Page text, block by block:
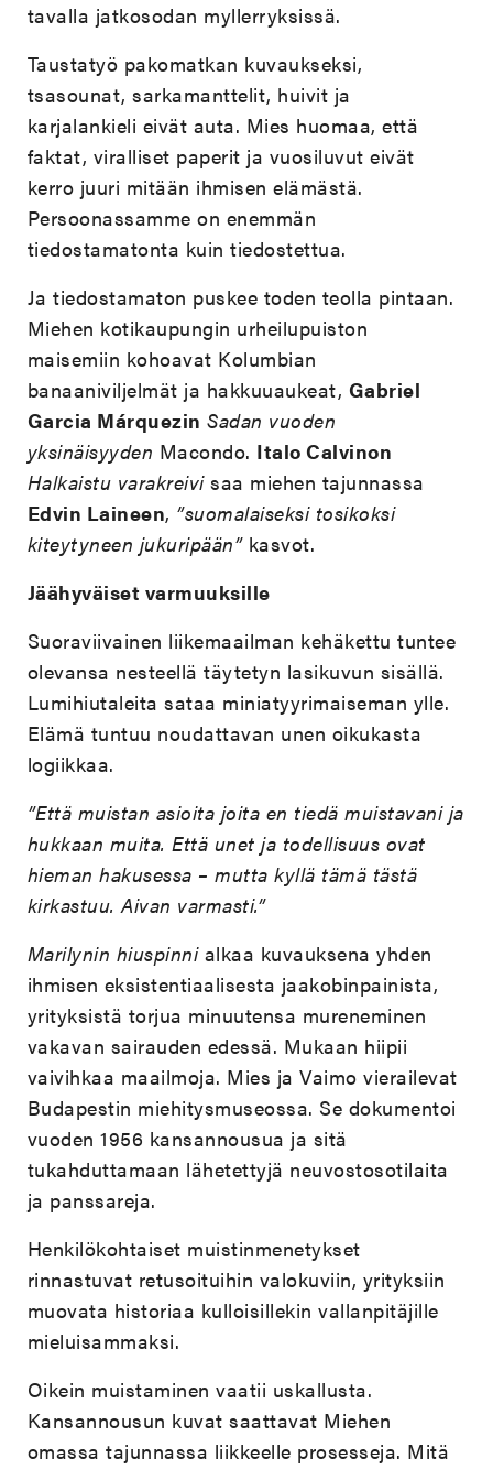
tavalla jatkosodan myllerryksissä.
Taustatyö pakomatkan kuvaukseksi,
tsasounat, sarkamanttelit, huivit ja
karjalankieli eivät auta. Mies huomaa, että
faktat, viralliset paperit ja vuosiluvut eivät
kerro juuri mitään ihmisen elämästä.
Persoonassamme on enemmän
tiedostamatonta kuin tiedostettua.
Ja tiedostamaton puskee toden teolla pintaan.
Miehen kotikaupungin urheilupuiston
maisemiin kohoavat Kolumbian
banaaniviljelmät ja hakkuuaukeat, Gabriel
Garcia Márquezin Sadan vuoden
yksinäisyyden Macondo. Italo Calvinon
Halkaistu varakreivisaa miehen tajunnassa
Edvin Laineen, ”suomalaiseksi tosikoksi
kiteytyneen jukuripään”kasvot.
Jäähyväiset varmuuksille
Suoraviivainen liikemaailman kehäkettu tuntee
olevansa nesteellä täytetyn lasikuvun sisällä.
Lumihiutaleita sataa miniatyyrimaiseman ylle.
Elämä tuntuu noudattavan unen oikukasta
logiikkaa.
”Että muistan asioita joita en tiedä muistavani ja
hukkaan muita. Että unet ja todellisuus ovat
hieman hakusessa – mutta kyllä tämä tästä
kirkastuu. Aivan varmasti.”
Marilynin hiuspinnialkaa kuvauksena yhden
ihmisen eksistentiaalisesta jaakobinpainista,
yrityksistä torjua minuutensa mureneminen
vakavan sairauden edessä. Mukaan hiipii
vaivihkaa maailmoja. Mies ja Vaimo vierailevat
Budapestin miehitysmuseossa. Se dokumentoi
vuoden 1956 kansannousua ja sitä
tukahduttamaan lähetettyjä neuvostosotilaita
ja panssareja.
Henkilökohtaiset muistinmenetykset
rinnastuvat retusoituihin valokuviin, yrityksiin
muovata historiaa kulloisillekin vallanpitäjille
mieluisammaksi.
Oikein muistaminen vaatii uskallusta.
Kansannousun kuvat saattavat Miehen
omassa tajunnassa liikkeelle prosesseja. Mitä